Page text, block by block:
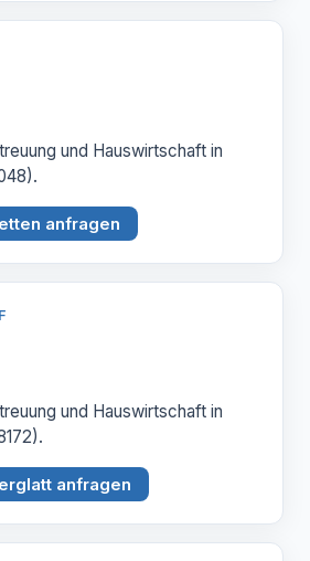
und Hauswirtschaft in
anfragen
und Hauswirtschaft in
anfragen